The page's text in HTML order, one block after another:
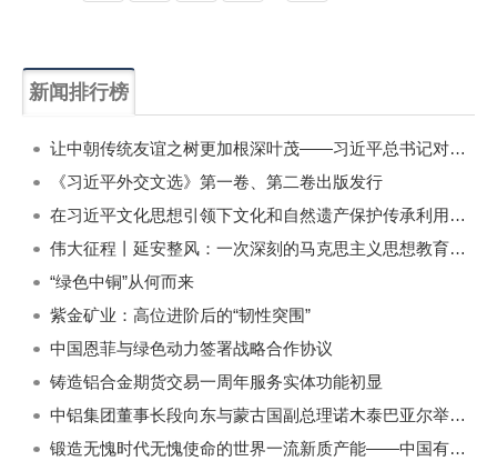
新闻排行榜
让中朝传统友谊之树更加根深叶茂——习近平总书记对朝鲜进行国事访问纪实
《习近平外交文选》第一卷、第二卷出版发行
在习近平文化思想引领下文化和自然遗产保护传承利用工作开创新局面
伟大征程丨延安整风：一次深刻的马克思主义思想教育运动
“绿色中铜”从何而来
紫金矿业：高位进阶后的“韧性突围”
中国恩菲与绿色动力签署战略合作协议
铸造铝合金期货交易一周年服务实体功能初显
中铝集团董事长段向东与蒙古国副总理诺木泰巴亚尔举行会谈
锻造无愧时代无愧使命的世界一流新质产能——中国有色金属工业的战略应对与破局之道（二）